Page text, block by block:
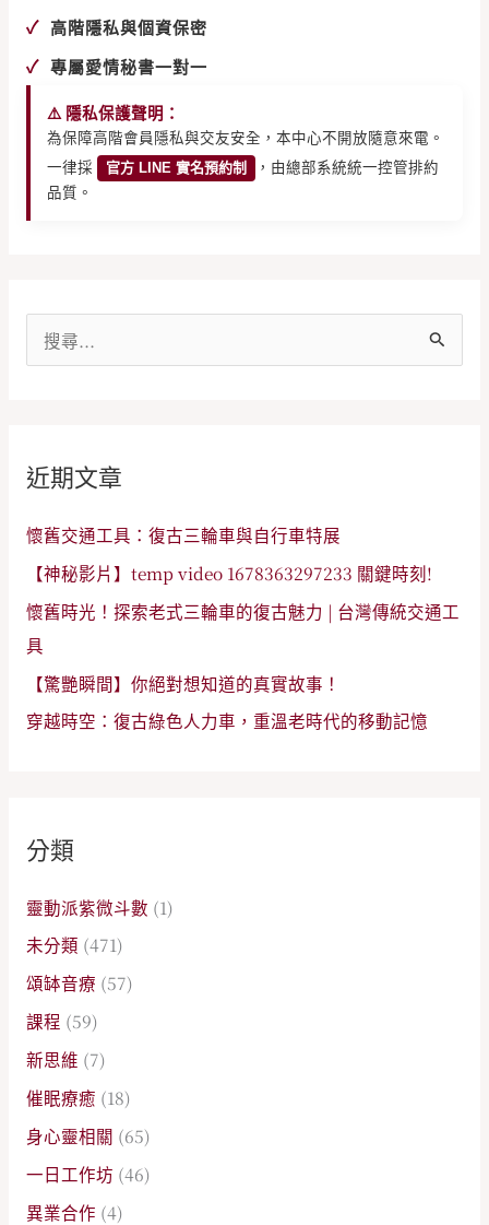
✓ 高階隱私與個資保密
✓ 專屬愛情秘書一對一
⚠️ 隱私保護聲明：
為保障高階會員隱私與交友安全，本中心不開放隨意來電。
一律採
官方 LINE 實名預約制
，由總部系統統一控管排約
品質。
字
近期文章
懷舊交通工具：復古三輪車與自行車特展
【神秘影片】temp video 1678363297233 關鍵時刻!
懷舊時光！探索老式三輪車的復古魅力 | 台灣傳統交通工
具
【驚艷瞬間】你絕對想知道的真實故事！
穿越時空：復古綠色人力車，重溫老時代的移動記憶
分類
靈動派紫微斗數 (1)
未分類 (471)
頌缽音療 (57)
課程 (59)
新思維 (7)
催眠療癒 (18)
身心靈相關 (65)
一日工作坊 (46)
異業合作 (4)